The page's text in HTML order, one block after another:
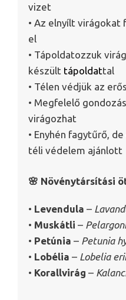
vizet
• Az elnyílt
el
• Tápoldatozzuk
készült tápoldattal
• Télen védjük az
• Megfelelő
virágozhat
• Enyhén fagytűrő,
téli védelem ajánlott
🌸 Növénytársítási
• Levendula –
• Muskátli –
• Petúnia – Petunia
• Lobélia – Lobelia
• Korallvirág –